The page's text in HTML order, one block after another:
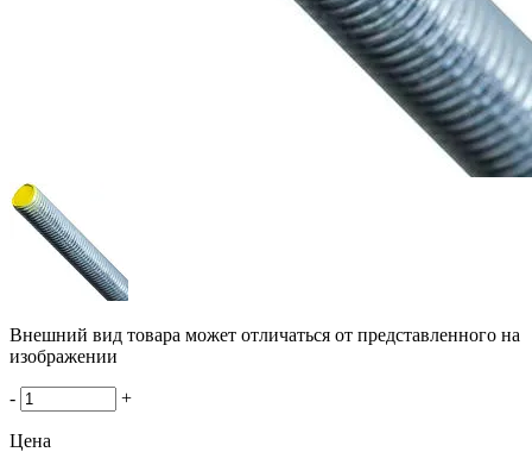
Внешний вид товара может отличаться от представленного на
изображении
- +
Цена